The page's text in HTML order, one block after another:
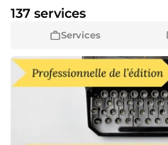
Services
137 services